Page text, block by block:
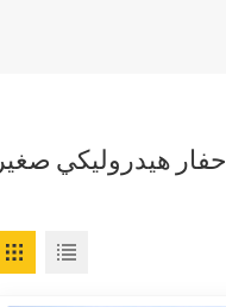
حفار هيدروليكي صغير